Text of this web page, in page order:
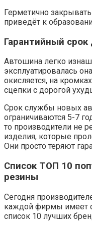
Герметично
приведёт к
Гарантийный
Автошина легко
эксплуатировалась
окисляется, на
сцепки с дорогой
Срок службы новых
ограничиваются 5-7
то производители не
изделия, которые
Они просто теряют
Список ТОП 10
резины
Сегодня
каждой фирмы имеет
список 10 лучших